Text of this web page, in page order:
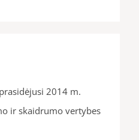
2014 m.
ir skaidrumo vertybes